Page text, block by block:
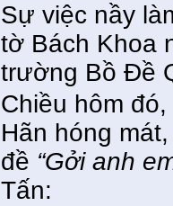
Sự việc nầy
tờ Bách Khoa
trường Bồ Đề
Chiều hôm
Hãn hóng
đề “Gởi anh
Tấn: